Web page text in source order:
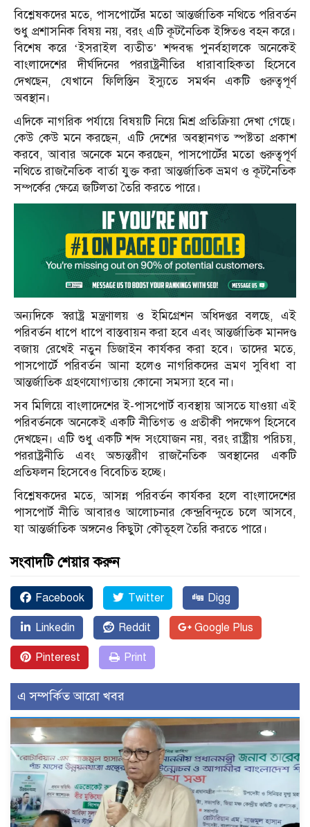
বিশ্লেষকদের মতে, পাসপোর্টের মতো আন্তর্জাতিক নথিতে পরিবর্তন
শুধু প্রশাসনিক বিষয় নয়, বরং এটি কূটনৈতিক ইঙ্গিতও বহন করে।
বিশেষ করে ‘ইসরাইল ব্যতীত’ শব্দবন্ধ পুনর্বহালকে অনেকেই
বাংলাদেশের দীর্ঘদিনের পররাষ্ট্রনীতির ধারাবাহিকতা হিসেবে
দেখছেন, যেখানে ফিলিস্তিন ইস্যুতে সমর্থন একটি গুরুত্বপূর্ণ
অবস্থান।
এদিকে নাগরিক পর্যায়ে বিষয়টি নিয়ে মিশ্র প্রতিক্রিয়া দেখা গেছে।
কেউ কেউ মনে করছেন, এটি দেশের অবস্থানগত স্পষ্টতা প্রকাশ
করবে, আবার অনেকে মনে করছেন, পাসপোর্টের মতো গুরুত্বপূর্ণ
নথিতে রাজনৈতিক বার্তা যুক্ত করা আন্তর্জাতিক ভ্রমণ ও কূটনৈতিক
সম্পর্কের ক্ষেত্রে জটিলতা তৈরি করতে পারে।
অন্যদিকে স্বরাষ্ট্র মন্ত্রণালয় ও ইমিগ্রেশন অধিদপ্তর বলছে, এই
পরিবর্তন ধাপে ধাপে বাস্তবায়ন করা হবে এবং আন্তর্জাতিক মানদণ্ড
বজায় রেখেই নতুন ডিজাইন কার্যকর করা হবে। তাদের মতে,
পাসপোর্টে পরিবর্তন আনা হলেও নাগরিকদের ভ্রমণ সুবিধা বা
আন্তর্জাতিক গ্রহণযোগ্যতায় কোনো সমস্যা হবে না।
সব মিলিয়ে বাংলাদেশের ই-পাসপোর্ট ব্যবস্থায় আসতে যাওয়া এই
পরিবর্তনকে অনেকেই একটি নীতিগত ও প্রতীকী পদক্ষেপ হিসেবে
দেখছেন। এটি শুধু একটি শব্দ সংযোজন নয়, বরং রাষ্ট্রীয় পরিচয়,
পররাষ্ট্রনীতি এবং অভ্যন্তরীণ রাজনৈতিক অবস্থানের একটি
প্রতিফলন হিসেবেও বিবেচিত হচ্ছে।
বিশ্লেষকদের মতে, আসন্ন পরিবর্তন কার্যকর হলে বাংলাদেশের
পাসপোর্ট নীতি আবারও আলোচনার কেন্দ্রবিন্দুতে চলে আসবে,
যা আন্তর্জাতিক অঙ্গনেও কিছুটা কৌতূহল তৈরি করতে পারে।
সংবাদটি শেয়ার করুন
Facebook Twitter Digg
Linkedin Reddit Google Plus
Pinterest Print
এ সম্পর্কিত আরো খবর